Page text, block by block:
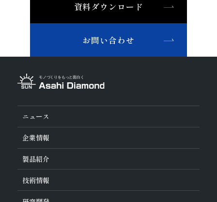
資料ダウンロード
お問い合わせ
ニュース
企業情報
旭ダイヤについて
ダイヤの輪
ご挨拶
会社概要
製品紹介
業種から探す
工具の種類から探す
加工方法から探す
技術情報
ダイヤモンド工具・